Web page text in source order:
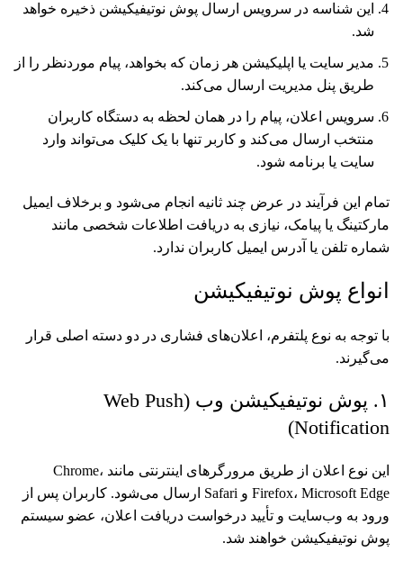
این شناسه در سرویس ارسال پوش نوتیفیکیشن ذخیره خواهد
شد.
مدیر سایت یا اپلیکیشن هر زمان که بخواهد، پیام موردنظر را از
طریق پنل مدیریت ارسال می‌کند.
سرویس اعلان، پیام را در همان لحظه به دستگاه کاربران
منتخب ارسال می‌کند و کاربر تنها با یک کلیک می‌تواند وارد
سایت یا برنامه شود.
تمام این فرآیند در عرض چند ثانیه انجام می‌شود و برخلاف ایمیل
مارکتینگ یا پیامک، نیازی به دریافت اطلاعات شخصی مانند
شماره تلفن یا آدرس ایمیل کاربران ندارد.
انواع پوش نوتیفیکیشن
با توجه به نوع پلتفرم، اعلان‌های فشاری در دو دسته اصلی قرار
می‌گیرند.
۱. پوش نوتیفیکیشن وب (Web Push
Notification)
این نوع اعلان از طریق مرورگرهای اینترنتی مانند Chrome،
Firefox، Microsoft Edge و Safari ارسال می‌شود. کاربران پس از
ورود به وب‌سایت و تأیید درخواست دریافت اعلان، عضو سیستم
پوش نوتیفیکیشن خواهند شد.